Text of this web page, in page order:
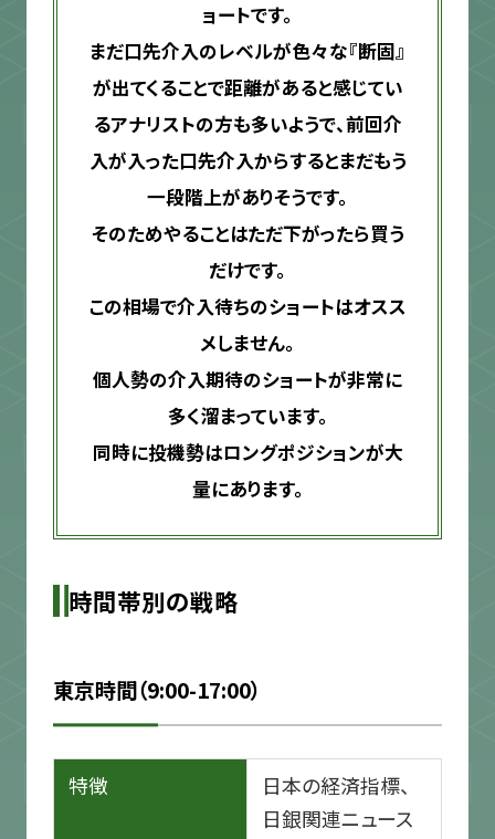
ョートです。
まだ口先介入のレベルが色々な『断固』
が出てくることで距離があると感じてい
るアナリストの方も多いようで、前回介
入が入った口先介入からするとまだもう
一段階上がありそうです。
そのためやることはただ下がったら買う
だけです。
この相場で介入待ちのショートはオスス
メしません。
個人勢の介入期待のショートが非常に
多く溜まっています。
同時に投機勢はロングポジションが大
量にあります。
時間帯別の戦略
東京時間（9:00-17:00）
特徴
日本の経済指標、
日銀関連ニュース